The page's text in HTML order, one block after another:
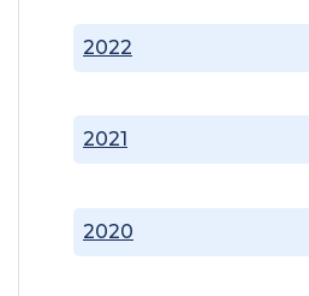
2020
2021
2022